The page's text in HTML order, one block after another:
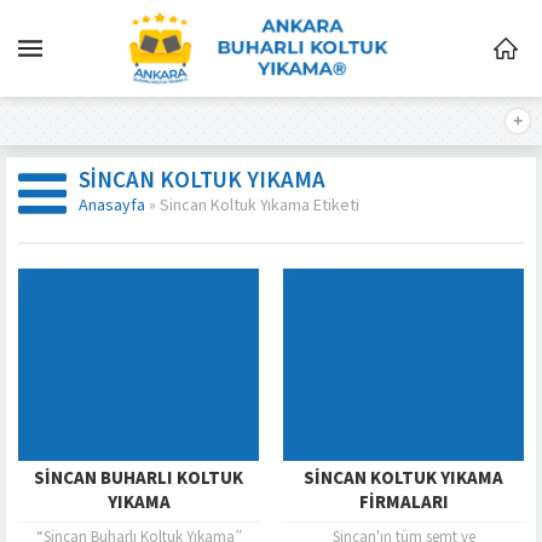
SINCAN KOLTUK YIKAMA
Anasayfa » Sincan Koltuk Yıkama Etiketi
SINCAN BUHARLI KOLTUK
YIKAMA
“Sincan Buharlı Koltuk Yıkama”
SINCAN KOLTUK YIKAMA
FIRMALARI
Sincan'ın tüm semt ve